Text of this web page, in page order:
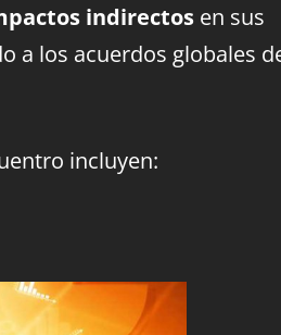
indirectos en sus
a los acuerdos globales
incluyen: